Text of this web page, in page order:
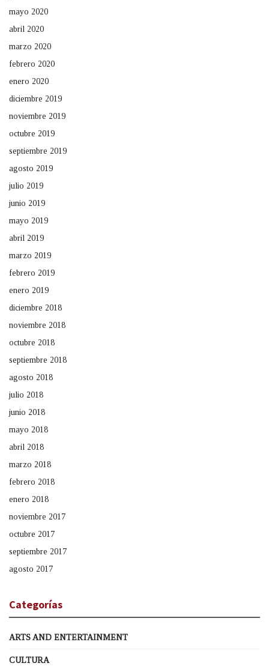
mayo 2020
abril 2020
marzo 2020
febrero 2020
enero 2020
diciembre 2019
noviembre 2019
octubre 2019
septiembre 2019
agosto 2019
julio 2019
junio 2019
mayo 2019
abril 2019
marzo 2019
febrero 2019
enero 2019
diciembre 2018
noviembre 2018
octubre 2018
septiembre 2018
agosto 2018
julio 2018
junio 2018
mayo 2018
abril 2018
marzo 2018
febrero 2018
enero 2018
noviembre 2017
octubre 2017
septiembre 2017
agosto 2017
Categorías
ARTS AND ENTERTAINMENT
CULTURA